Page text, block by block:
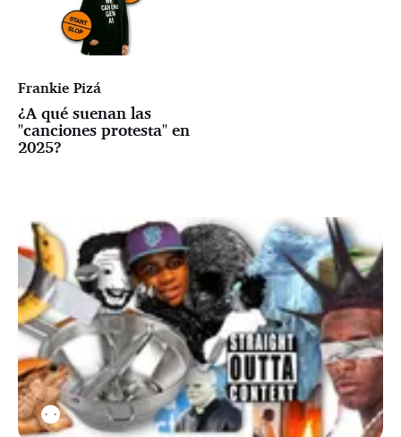
Frankie Pizá
¿A qué suenan las
"canciones protesta" en
2025?
⚉